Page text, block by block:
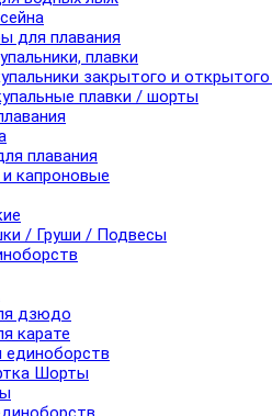
для плавания
плавки
закрытого и
плавки / шорты
плавания
капроновые
/ Груши / Подвесы
дзюдо
карате
единоборств
Шорты